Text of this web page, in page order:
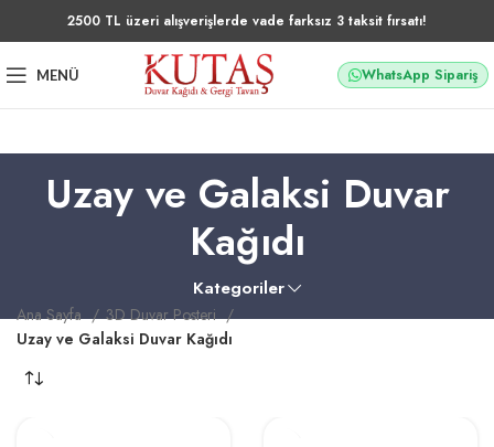
2500 TL üzeri alışverişlerde vade farksız 3 taksit fırsatı!
MENÜ WhatsApp Sipariş
Uzay ve Galaksi Duvar
Kağıdı
Kategoriler
Ana Sayfa
3D Duvar Posteri
Uzay ve Galaksi Duvar Kağıdı